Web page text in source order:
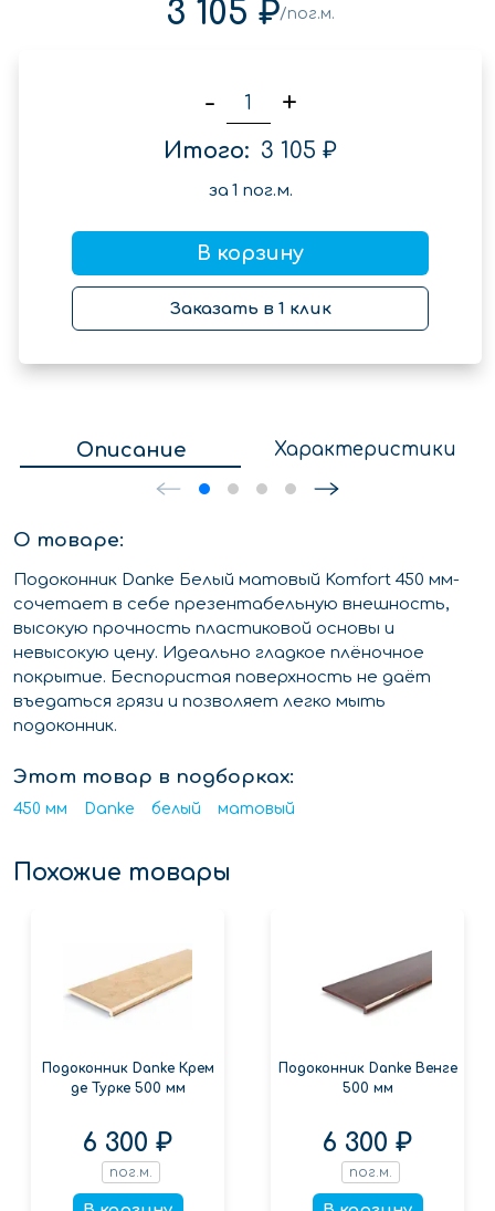
3 105 ₽/пог.м.
- +
Итого: 3 105 ₽
за 1 пог.м.
В корзину
Заказать в 1 клик
Описание Характеристики
О товаре:
Подоконник Danke Белый матовый Komfort 450 мм-
сочетает в себе презентабельную внешность,
высокую прочность пластиковой основы и
невысокую цену. Идеально гладкое плёночное
покрытие. Беспористая поверхность не даёт
въедаться грязи и позволяет легко мыть
подоконник.
Этот товар в подборках:
450 мм Danke белый матовый
Похожие товары
Подоконник Danke Крем
де Турке 500 мм
6 300 ₽
пог.м.
Подоконник Danke Венге
500 мм
6 300 ₽
пог.м.